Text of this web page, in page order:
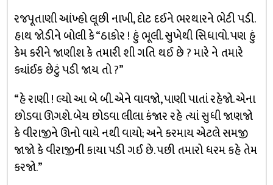
રજપૂતાણી આંખ્હો લૂછી નાખી, દોટ દઈને ભરથારને ભેટી પડી.
હાથ જોડીને બોલી કે “ઠાકોર ! હું ભૂલી. સુખેથી સિધાવો. પણ હું
કેમ કરીને જાણીશ કે તમારી શી ગતિ થઈ છે ? મારે ને તમારે
ક્યાંઈક છેટું પડી જાય તો ?”
“હે રાણી ! લ્યો આ બે બી. એને વાવજો, પાણી પાતાં રહેજો. એના
છોડવા ઊગશે. બેય છોડવા લીલા કંજાર રહે ત્યાં સુધી જાણજો
કે વીરાજીને ઊનો વાયે નથી વાયો; અને કરમાય એટલે સમજી
જાજો કે વીરાજીની કાયા પડી ગઈ છે. પછી તમારો ધરમ કહે તેમ
કરજો.”